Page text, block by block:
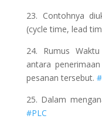
23. Contohnya
(cycle time, lead
24. Rumus
antara
pesanan tersebut.
25. Dalam
#PLC